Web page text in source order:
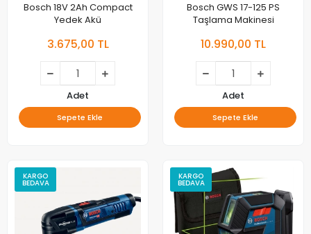
Bosch 18V 2Ah Compact
Yedek Akü
3.675,00 TL
Adet
Sepete Ekle
Bosch GWS 17-125 PS
Taşlama Makinesi
10.990,00 TL
Adet
Sepete Ekle
KARGO
BEDAVA
KARGO
BEDAVA